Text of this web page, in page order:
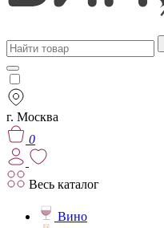
г. Москва
0
Весь каталог
Вино